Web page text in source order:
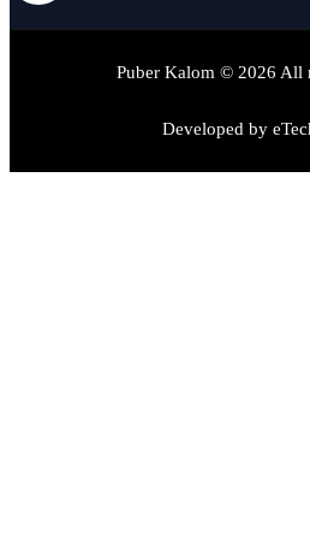
Puber Kalom © 2026 All
Developed by